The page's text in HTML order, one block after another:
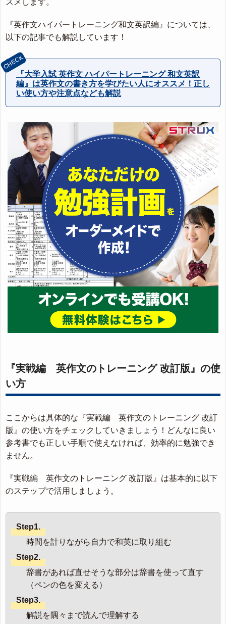
『英作文ハイパートレーニング和文英訳編』については、
以下の記事でも解説しています！
『大学入試 英作文 ハイパートレーニング 和文英訳
編』は英作文の書き方を学びたい人にオススメ！正し
い使い方や注意点なども解説
『実戦編 英作文のトレーニング 改訂版』の使
い方
ここからは具体的な『実戦編 英作文のトレーニング 改訂
版』の使い方をチェックしていきましょう！どんなに良い
参考書でも正しい手順で使えなければ、効率的に勉強でき
ません。
『実戦編 英作文のトレーニング 改訂版』は基本的に以下
のステップで活用しましょう。
Step1.
時間を計りながら自力で和英に取り組む
Step2.
辞書があれば直せそうな部分は辞書を使って直す
（ペンの色を変える）
Step3.
解説を隅々まで読んで理解する